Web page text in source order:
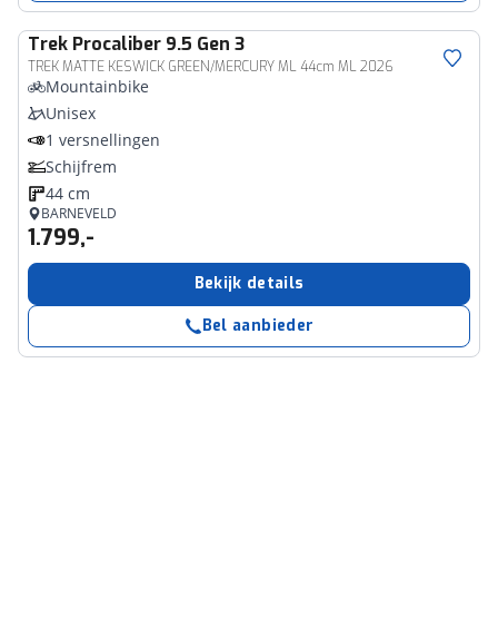
Trek Procaliber 9.5 Gen 3
TREK MATTE KESWICK GREEN/MERCURY ML 44cm ML 2026
Mountainbike
Unisex
1 versnellingen
Schijfrem
44 cm
BARNEVELD
1.799,-
Bekijk details
Bel aanbieder